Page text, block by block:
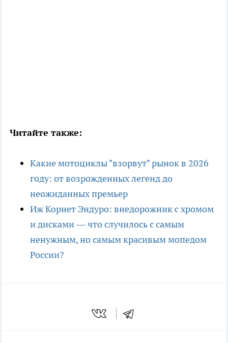
Читайте также:
Какие мотоциклы "взорвут" рынок в 2026
году: от возрожденных легенд до
неожиданных премьер
Иж Корнет Эндуро: внедорожник с хромом
и дисками — что случилось с самым
ненужным, но самым красивым мопедом
России?